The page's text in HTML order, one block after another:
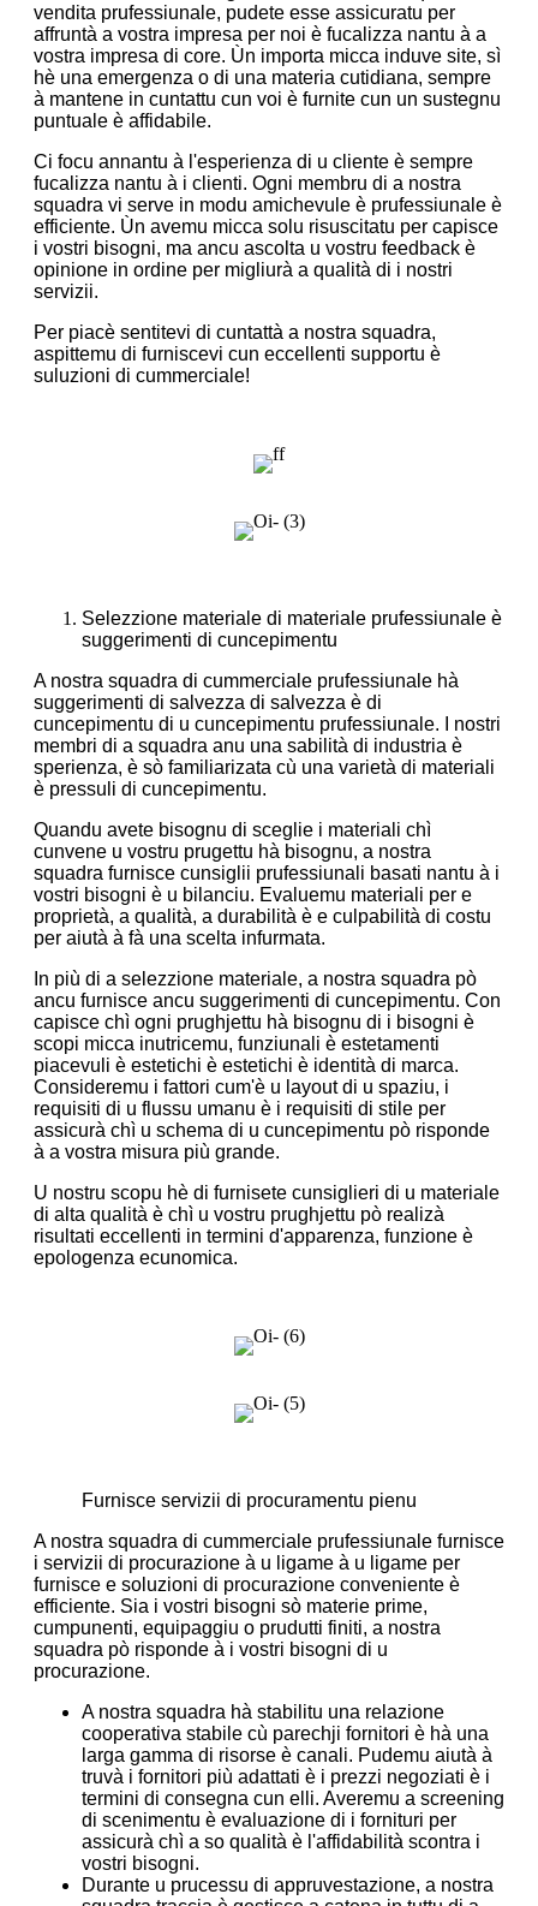
vendita prufessiunale, pudete esse assicuratu per
affruntà a vostra impresa per noi è fucalizza nantu à a
vostra impresa di core. Ùn importa micca induve site, sì
hè una emergenza o di una materia cutidiana, sempre
à mantene in cuntattu cun voi è furnite cun un sustegnu
puntuale è affidabile.
Ci focu annantu à l'esperienza di u cliente è sempre
fucalizza nantu à i clienti. Ogni membru di a nostra
squadra vi serve in modu amichevule è prufessiunale è
efficiente. Ùn avemu micca solu risuscitatu per capisce
i vostri bisogni, ma ancu ascolta u vostru feedback è
opinione in ordine per migliurà a qualità di i nostri
servizii.
Per piacè sentitevi di cuntattà a nostra squadra,
aspittemu di furniscevi cun eccellenti supportu è
suluzioni di cummerciale!
Selezzione materiale di materiale prufessiunale è
suggerimenti di cuncepimentu
A nostra squadra di cummerciale prufessiunale hà
suggerimenti di salvezza di salvezza è di
cuncepimentu di u cuncepimentu prufessiunale. I nostri
membri di a squadra anu una sabilità di industria è
sperienza, è sò familiarizata cù una varietà di materiali
è pressuli di cuncepimentu.
Quandu avete bisognu di sceglie i materiali chì
cunvene u vostru prugettu hà bisognu, a nostra
squadra furnisce cunsiglii prufessiunali basati nantu à i
vostri bisogni è u bilanciu. Evaluemu materiali per e
proprietà, a qualità, a durabilità è e culpabilità di costu
per aiutà à fà una scelta infurmata.
In più di a selezzione materiale, a nostra squadra pò
ancu furnisce ancu suggerimenti di cuncepimentu. Con
capisce chì ogni prughjettu hà bisognu di i bisogni è
scopi micca inutricemu, funziunali è estetamenti
piacevuli è estetichi è estetichi è identità di marca.
Consideremu i fattori cum'è u layout di u spaziu, i
requisiti di u flussu umanu è i requisiti di stile per
assicurà chì u schema di u cuncepimentu pò risponde
à a vostra misura più grande.
U nostru scopu hè di furnisete cunsiglieri di u materiale
di alta qualità è chì u vostru prughjettu pò realizà
risultati eccellenti in termini d'apparenza, funzione è
epologenza ecunomica.
Furnisce servizii di procuramentu pienu
A nostra squadra di cummerciale prufessiunale furnisce
i servizii di procurazione à u ligame à u ligame per
furnisce e soluzioni di procurazione conveniente è
efficiente. Sia i vostri bisogni sò materie prime,
cumpunenti, equipaggiu o prudutti finiti, a nostra
squadra pò risponde à i vostri bisogni di u
procurazione.
A nostra squadra hà stabilitu una relazione
cooperativa stabile cù parechji fornitori è hà una
larga gamma di risorse è canali. Pudemu aiutà à
truvà i fornitori più adattati è i prezzi negoziati è i
termini di consegna cun elli. Averemu a screening
di scenimentu è evaluazione di i fornituri per
assicurà chì a so qualità è l'affidabilità scontra i
vostri bisogni.
Durante u prucessu di appruvestazione, a nostra